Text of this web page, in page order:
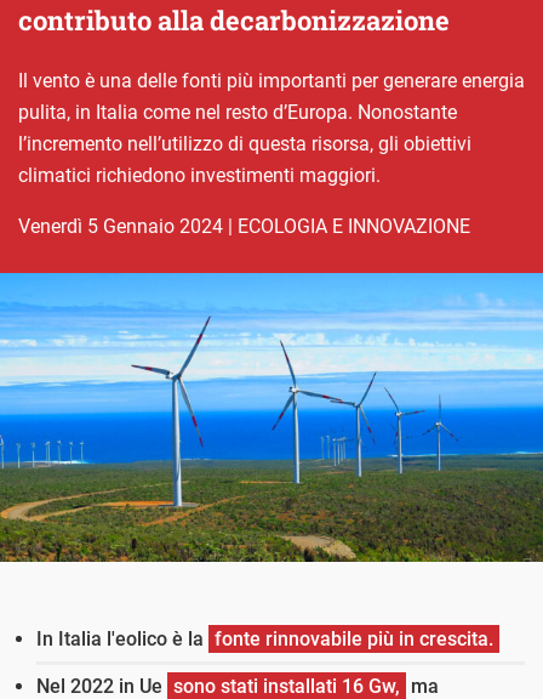
contributo alla decarbonizzazione
Il vento è una delle fonti più importanti per generare energia
pulita, in Italia come nel resto d’Europa. Nonostante
l’incremento nell’utilizzo di questa risorsa, gli obiettivi
climatici richiedono investimenti maggiori.
venerdì 5 Gennaio 2024 | ECOLOGIA E INNOVAZIONE
In Italia l'eolico è la fonte rinnovabile più in crescita.
Nel 2022 in Ue sono stati installati 16 Gw, ma